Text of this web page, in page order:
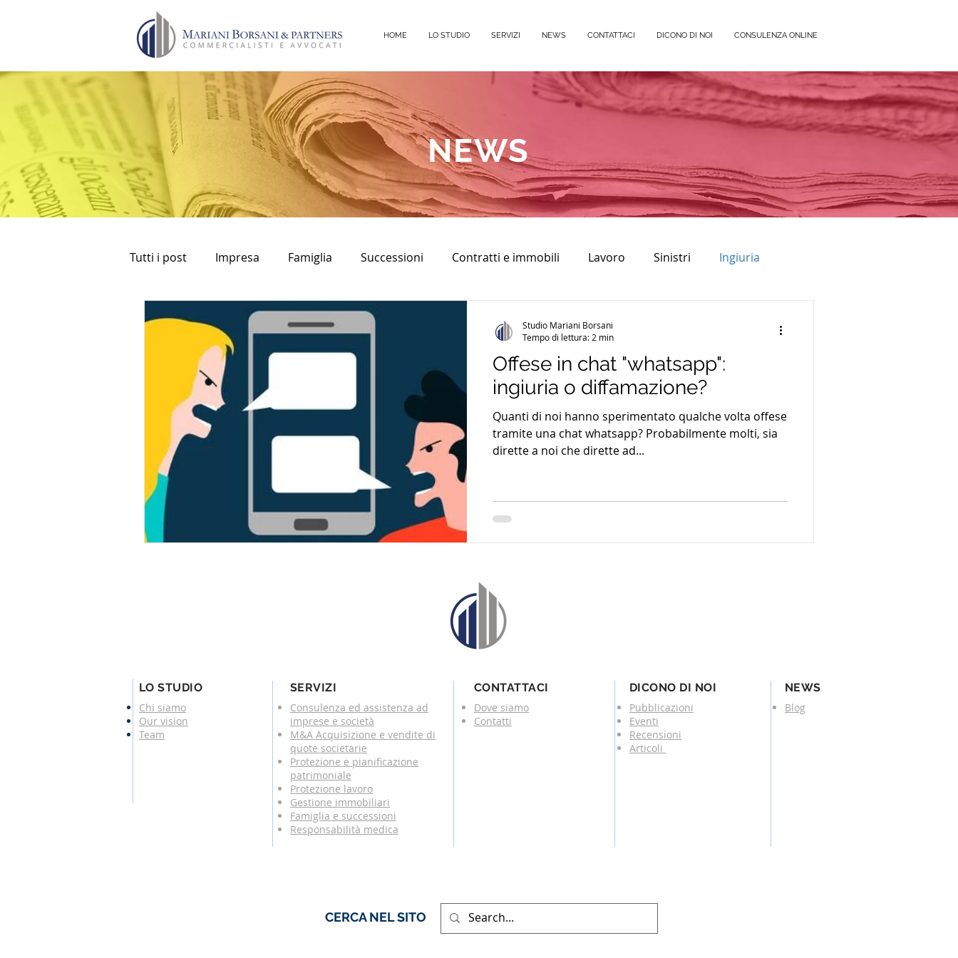
HOME LO STUDIO SERVIZI NEWS CONTATTACI DICONO DI NOI CONSULENZA ONLINE
NEWS
Tutti i post Impresa Famiglia Successioni Contratti e immobili Lavoro Sinistri Ingiuria
bancomat prelievi fisco diritto civile
Offese in chat "whatsapp":
ingiuria o diffamazione?
Quanti di noi hanno sperimentato qualche volta offese
tramite una chat whatsapp? Probabilmente molti, sia
dirette a noi che dirette ad...
Studio Mariani Borsani
Tempo di lettura: 2 min
LO STUDIO SERVIZI CONTATTACI DICONO DI NOI
NEWS
Chi siamo
Our vision
Team
Consulenza ed assistenza ad
imprese e società
M&A Acquisizione e vendite di
quote societarie
Protezione e pianificazione
patrimoniale
Protezione lavoro
Gestione immobiliari
Famiglia e successioni
Responsabilità medica
Dove siamo
Contatti
Pubblicazioni
Eventi
Recensioni
Articoli
Blog
CERCA NEL SITO